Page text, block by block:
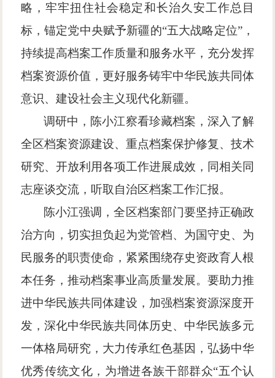
略，牢牢扭住社会稳定和长治久安工作总目
标，锚定党中央赋予新疆的“五大战略定位”，
持续提高档案工作质量和服务水平，充分发挥
档案资源价值，更好服务铸牢中华民族共同体
意识、建设社会主义现代化新疆。
调研中，陈小江察看珍藏档案，深入了解
全区档案资源建设、重点档案保护修复、技术
研究、开放利用各项工作进展成效，同相关同
志座谈交流，听取自治区档案工作汇报。
陈小江强调，全区档案部门要坚持正确政
治方向，切实担负起为党管档、为国守史、为
民服务的职责使命，紧紧围绕存史资政育人根
本任务，推动档案事业高质量发展。要助力推
进中华民族共同体建设，加强档案资源深度开
发，深化中华民族共同体历史、中华民族多元
一体格局研究，大力传承红色基因，弘扬中华
优秀传统文化，为增进各族干部群众“五个认